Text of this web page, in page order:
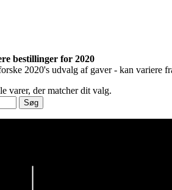
bestillinger for 2020
2020's udvalg af gaver - kan variere
varer, der matcher dit valg.
Søg